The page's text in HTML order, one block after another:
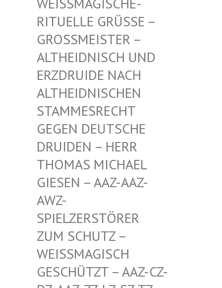
UELLE GRÜSSE – GROSS
MEISTER – ALTHE
IDNISCH UND ERZDR
UIDE NACH ALTHE
IDNISCHEN STAMM
ESRECHT GEGEN
DEUTSCHE DRUID
EN – HERR THOMA
S MICHAEL GIESE
N – AAZ-AAZ-AWZ-S
PIEL
ZERSTÖRER ZUM S
CHUTZ – WEISSM
AGISCH GESCHÜ
TZT – AAZ-CZ-DZ-AAZ